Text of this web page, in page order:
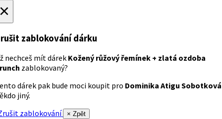
zablokování dárku
nechceš mít dárek Kožený růžový řemínek + zlatá ozdoba
zablokovaný?
dárek pak bude moci koupit pro Dominika Atigu Sobotková
jiný.
zablokování
× Zpět